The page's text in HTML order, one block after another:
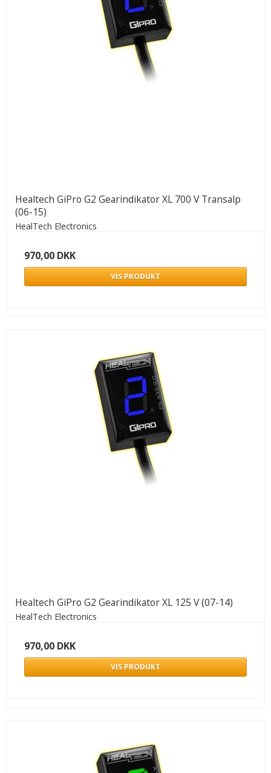
Healtech GiPro G2 Gearindikator XL 700 V Transalp
(06-15)
HealTech Electronics
970,00 DKK
VIS PRODUKT
Healtech GiPro G2 Gearindikator XL 125 V (07-14)
HealTech Electronics
970,00 DKK
VIS PRODUKT